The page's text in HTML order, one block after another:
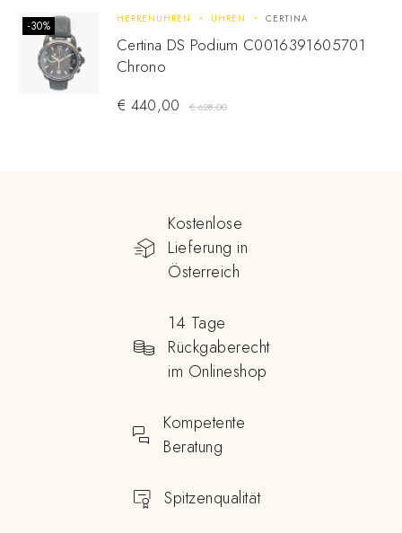
-30% HERRENUHREN UHREN CERTINA
Certina DS Podium C0016391605701
Chrono
€628,00
€ 440,00
Kostenlose
Lieferung in
Österreich
14 Tage
Rückgaberecht
im Onlineshop
Kompetente
Beratung
Spitzenqualität